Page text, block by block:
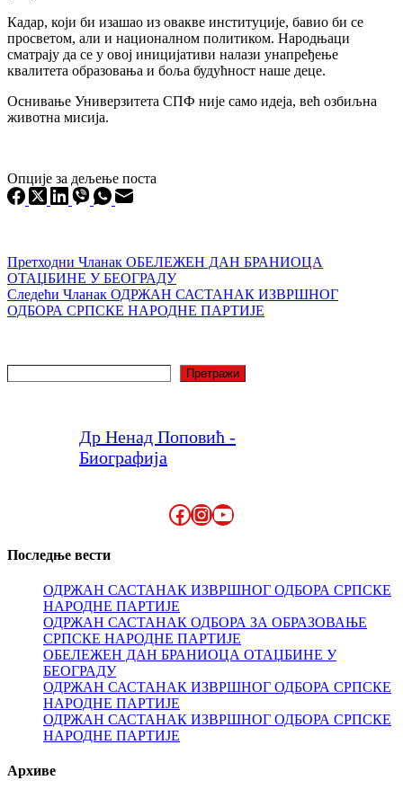
Кадар, који би изашао из овакве институције, бавио би се
просветом, али и националном политиком. Народњаци
сматрају да се у овој иницијативи налази унапређење
квалитета образовања и боља будућност наше деце.
Оснивање Универзитета СПФ није само идеја, већ озбиљна
животна мисија.
Опције за дељење поста
Претходни Чланак ОБЕЛЕЖЕН ДАН БРАНИОЦА
ОТАЏБИНЕ У БЕОГРАДУ
Следећи Чланак ОДРЖАН САСТАНАК ИЗВРШНОГ
ОДБОРА СРПСКЕ НАРОДНЕ ПАРТИЈЕ
Претражи
Др Ненад Поповић -
Биографија
Facebook
Instagram
YouTube
Последње вести
ОДРЖАН САСТАНАК ИЗВРШНОГ ОДБОРА СРПСКЕ
НАРОДНЕ ПАРТИЈЕ
ОДРЖАН САСТАНАК ОДБОРА ЗА ОБРАЗОВАЊЕ
СРПСКЕ НАРОДНЕ ПАРТИЈЕ
ОБЕЛЕЖЕН ДАН БРАНИОЦА ОТАЏБИНЕ У
БЕОГРАДУ
ОДРЖАН САСТАНАК ИЗВРШНОГ ОДБОРА СРПСКЕ
НАРОДНЕ ПАРТИЈЕ
ОДРЖАН САСТАНАК ИЗВРШНОГ ОДБОРА СРПСКЕ
НАРОДНЕ ПАРТИЈЕ
Архиве